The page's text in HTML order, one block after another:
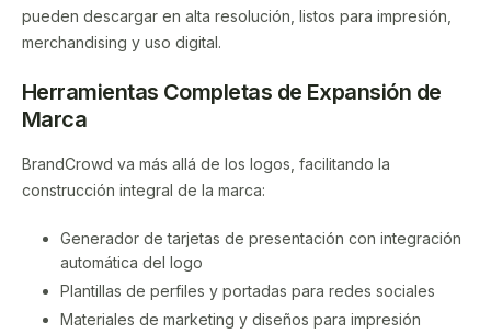
pueden descargar en alta resolución, listos para impresión,
merchandising y uso digital.
Herramientas Completas de Expansión de
Marca
BrandCrowd va más allá de los logos, facilitando la
construcción integral de la marca:
Generador de tarjetas de presentación con integración
automática del logo
Plantillas de perfiles y portadas para redes sociales
Materiales de marketing y diseños para impresión